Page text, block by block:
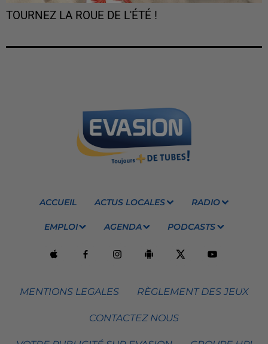
TOURNEZ LA ROUE DE L'ÉTÉ !
ACCUEIL ACTUS LOCALES RADIO
EMPLOI AGENDA PODCASTS
MENTIONS LEGALES RÈGLEMENT DES JEUX
CONTACTEZ NOUS